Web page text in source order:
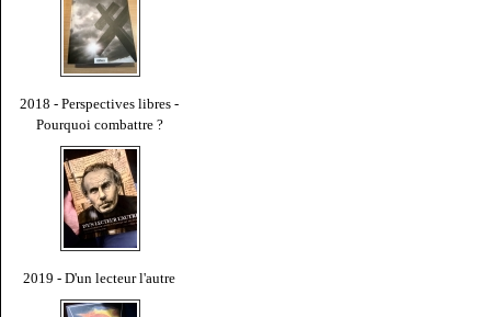
2018 - Perspectives libres -
Pourquoi combattre ?
2019 - D'un lecteur l'autre